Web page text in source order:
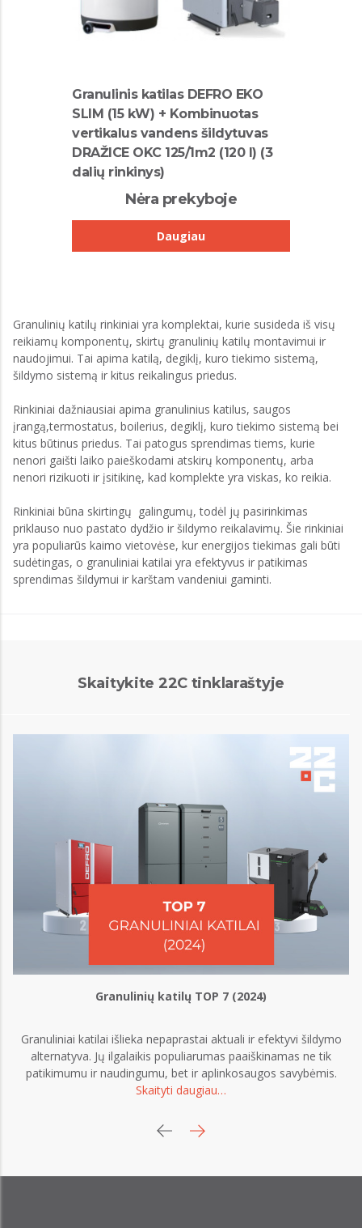
Granulinis katilas DEFRO EKO
SLIM (15 kW) + Kombinuotas
vertikalus vandens šildytuvas
DRAŽICE OKC 125/1m2 (120 l) (3
dalių rinkinys)
Nėra prekyboje
Daugiau
Granulinių katilų rinkiniai yra komplektai, kurie susideda iš visų
reikiamų komponentų, skirtų granulinių katilų montavimui ir
naudojimui. Tai apima katilą, degiklį, kuro tiekimo sistemą,
šildymo sistemą ir kitus reikalingus priedus.
Rinkiniai dažniausiai apima granulinius katilus, saugos
įrangą,termostatus, boilerius, degiklį, kuro tiekimo sistemą bei
kitus būtinus priedus. Tai patogus sprendimas tiems, kurie
nenori gaišti laiko paieškodami atskirų komponentų, arba
nenori rizikuoti ir įsitikinę, kad komplekte yra viskas, ko reikia.
Rinkiniai būna skirtingų galingumų, todėl jų pasirinkimas
priklauso nuo pastato dydžio ir šildymo reikalavimų. Šie rinkiniai
yra populiarūs kaimo vietovėse, kur energijos tiekimas gali būti
sudėtingas, o granuliniai katilai yra efektyvus ir patikimas
sprendimas šildymui ir karštam vandeniui gaminti.
Skaitykite 22C tinklaraštyje
Granulinių katilų TOP 7 (2024)
Granuliniai katilai išlieka nepaprastai aktuali ir efektyvi šildymo
alternatyva. Jų ilgalaikis populiarumas paaiškinamas ne tik
patikimumu ir naudingumu, bet ir aplinkosaugos savybėmis.
Skaityti daugiau…